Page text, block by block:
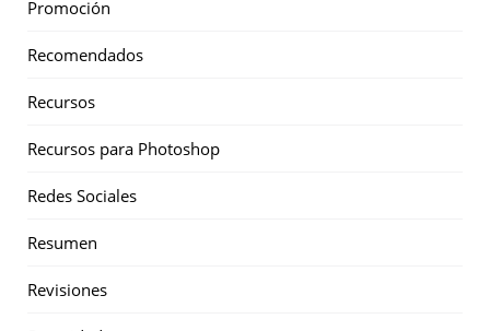
Promoción
Recomendados
Recursos
Recursos para Photoshop
Redes Sociales
Resumen
Revisiones